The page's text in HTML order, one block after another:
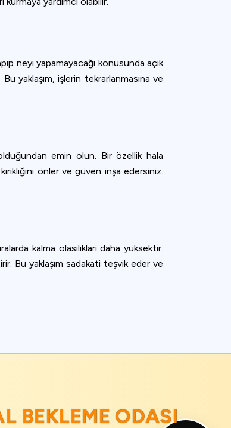
neyi yapamayacağı konusunda açık
yaklaşım, işlerin tekrarlanmasına ve
emin olun. Bir özellik hala
önler ve güven inşa edersiniz.
kalma olasılıkları daha yüksektir.
Bu yaklaşım sadakati teşvik eder ve
BEKLEME ODASI